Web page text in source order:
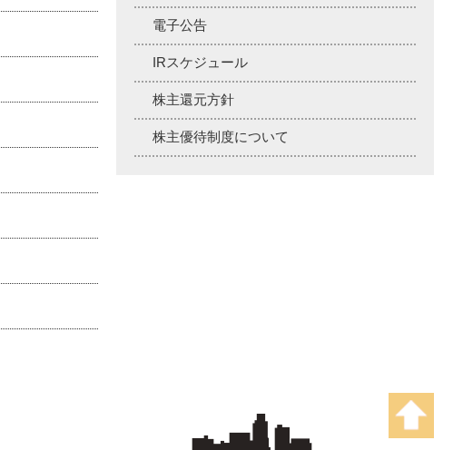
電子公告
IRスケジュール
株主還元方針
株主優待制度について